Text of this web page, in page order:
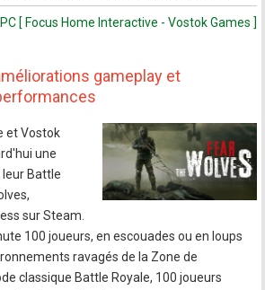
[ Focus Home Interactive - Vostok Games ]
gameplay et
et Vostok
une
leur Battle
sur Steam.
100 joueurs, en escouades ou en loups
ravagés de la Zone de
classique Battle Royale, 100 joueurs